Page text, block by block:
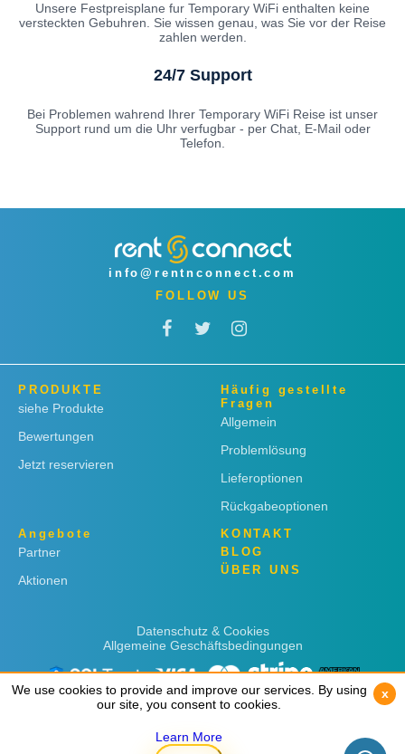
Unsere Festpreisplane fur Temporary WiFi enthalten keine
versteckten Gebuhren. Sie wissen genau, was Sie vor der Reise
zahlen werden.
24/7 Support
Bei Problemen wahrend Ihrer Temporary WiFi Reise ist unser
Support rund um die Uhr verfugbar - per Chat, E-Mail oder
Telefon.
info@rentnconnect.com
FOLLOW US
PRODUKTE
siehe Produkte
Bewertungen
Jetzt reservieren
Häufig gestellte
Fragen
Allgemein
Problemlösung
Lieferoptionen
Rückgabeoptionen
Angebote
Partner
Aktionen
KONTAKT
BLOG
ÜBER UNS
Datenschutz & Cookies
Allgemeine Geschäftsbedingungen
We use cookies to provide and improve our services. By using
our site, you consent to cookies.
Learn More
x
We use cookies to provide and improve our services. By using
our site, you consent to cookies.
Learn More
x